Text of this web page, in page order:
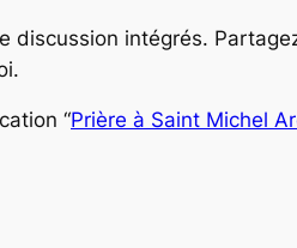
discussion intégrés.
“Prière à Saint Michel